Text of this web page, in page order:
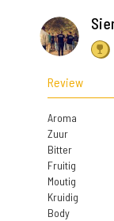
Review
Aroma
Zuur
Bitter
Fruitig
Moutig
Kruidig
Body